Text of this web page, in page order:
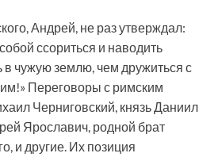
Андрей, не раз утверждал:
ссориться и наводить
в чужую землю, чем дружиться с
Переговоры с римским
Черниговский, князь Даниил
Ярославич, родной брат
и другие. Их позиция